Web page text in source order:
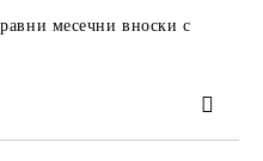
месечни вноски с